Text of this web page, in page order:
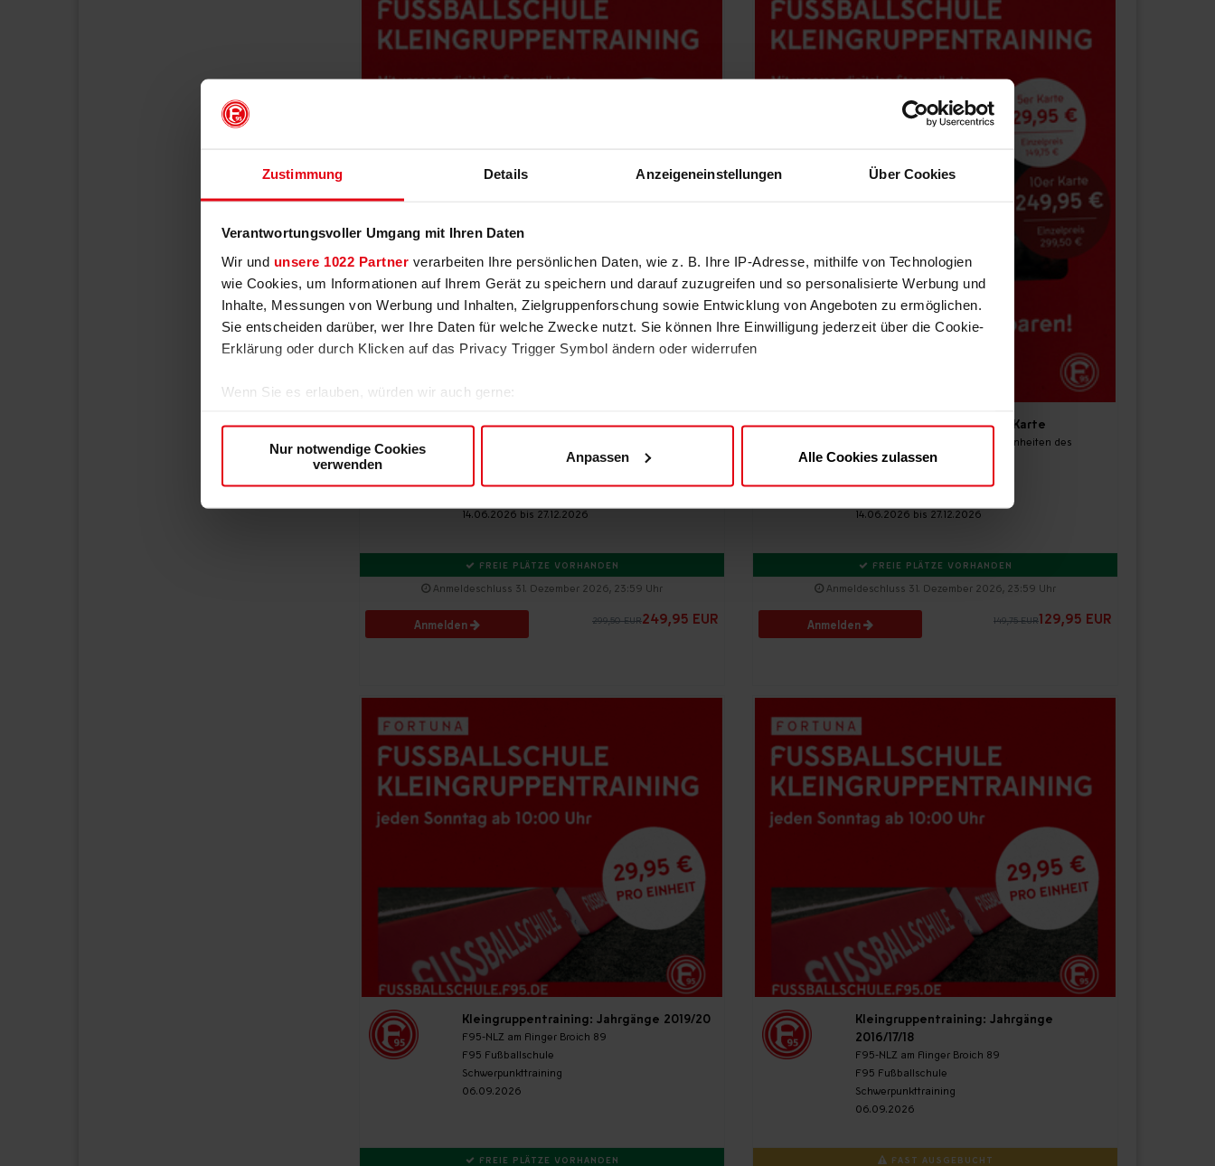
Zustimmung Details Anzeigeneinstellungen Über Cookies
Verantwortungsvoller Umgang mit Ihren Daten
Wir und unsere 1022 Partner verarbeiten Ihre persönlichen Daten, wie z. B. Ihre IP-Adresse, mithilfe von Technologien
wie Cookies, um Informationen auf Ihrem Gerät zu speichern und darauf zuzugreifen und so personalisierte Werbung und
Inhalte, Messungen von Werbung und Inhalten, Zielgruppenforschung sowie Entwicklung von Angeboten zu ermöglichen.
Sie entscheiden darüber, wer Ihre Daten für welche Zwecke nutzt. Sie können Ihre Einwilligung jederzeit über die Cookie-
Erklärung oder durch Klicken auf das Privacy Trigger Symbol ändern oder widerrufen
Wenn Sie es erlauben, würden wir auch gerne:
Erfahren Sie mehr darüber, wie Ihre persönlichen Daten verarbeitet werden, und legen Sie Ihre Präferenzen imAbschnitt
Einzelheitenfest.
und die Zugriffe auf unsere Website zu analysieren. Sie geben Einwilligung zu unseren Cookies, wenn Sie unsere
Webseite weiterhin nutzen. Ihre Einstellungen können Sie jederzeit ändern.
Nur notwendige Cookies
verwenden
Anpassen Alle Cookies zulassen
Kleingruppentraining: 10er Karte
Schwerpunkttrainings
14.06.2026 bis 27.12.2026
FREIE PLÄTZE VORHANDEN
Anmeldeschluss 31. Dezember 2026, 23:59 Uhr
Anmelden 299,50 EUR249,95 EUR
Kleingruppentraining: 5er Karte
Teilnahme an 5 frei wählbaren Einheiten des
Schwerpunkttrainings
14.06.2026 bis 27.12.2026
FREIE PLÄTZE VORHANDEN
Anmeldeschluss 31. Dezember 2026, 23:59 Uhr
Anmelden 149,75 EUR129,95 EUR
Kleingruppentraining: Jahrgänge 2019/20
F95-NLZ am Flinger Broich 89
F95 Fußballschule
Schwerpunkttraining
06.09.2026
FREIE PLÄTZE VORHANDEN
Kleingruppentraining: Jahrgänge
2016/17/18
F95-NLZ am Flinger Broich 89
F95 Fußballschule
Schwerpunkttraining
06.09.2026
FAST AUSGEBUCHT